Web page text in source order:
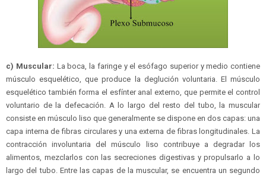
c) Muscular: La boca, la faringe y el esófago superior y medio contiene
músculo esquelético, que produce la deglución voluntaria. El músculo
esquelético también forma el esfínter anal externo, que permite el control
voluntario de la defecación. A lo largo del resto del tubo, la muscular
consiste en músculo liso que generalmente se dispone en dos capas: una
capa interna de fibras circulares y una externa de fibras longitudinales. La
contracción involuntaria del músculo liso contribuye a degradar los
alimentos, mezclarlos con las secreciones digestivas y propulsarlo a lo
largo del tubo. Entre las capas de la muscular, se encuentra un segundo